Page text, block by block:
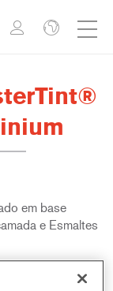
em base
e Esmaltes